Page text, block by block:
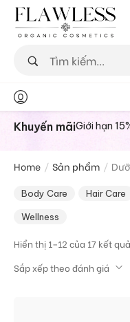
Khuyến mãiGiới hạn
Home / Sản phẩm /
Body Care Hair Care
Wellness
Hiển thị 1–12 của 17 kết quả
Sắp xếp theo đánh giá